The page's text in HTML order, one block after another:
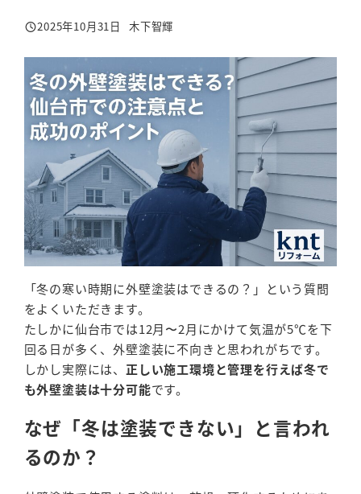
投稿日
2025年10月31日
著
木下智輝
「冬の寒い時期に外壁塗装はできるの？」という質問
をよくいただきます。
たしかに仙台市では12月〜2月にかけて気温が5℃を下
回る日が多く、外壁塗装に不向きと思われがちです。
しかし実際には、 正しい施工環境と管理を行えば冬で
も外壁塗装は十分可能です。
なぜ「冬は塗装できない」と言われ
るのか？